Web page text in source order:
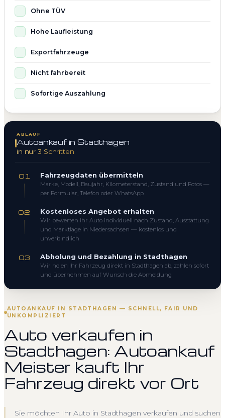
AUTOANKAUF IN STADTHAGEN — SCHNELL, FAIR UND
UNKOMPLIZIERT
Auto verkaufen in
Stadthagen: Autoankauf
Meister kauft Ihr
Fahrzeug direkt vor Ort
Sie möchten Ihr Auto in Stadthagen verkaufen und suchen
Ohne TÜV
Hohe Laufleistung
Exportfahrzeuge
Nicht fahrbereit
Sofortige Auszahlung
ABLAUF
Autoankauf in Stadthagen
in nur 3 Schritten
01 Fahrzeugdaten übermitteln
Marke, Modell, Baujahr, Kilometerstand, Zustand und Fotos —
per Formular, Telefon oder WhatsApp
02 Kostenloses Angebot erhalten
Wir bewerten Ihr Auto individuell nach Zustand, Ausstattung
und Marktlage in Niedersachsen — kostenlos und
unverbindlich
03 Abholung und Bezahlung in Stadthagen
Wir holen Ihr Fahrzeug direkt in Stadthagen ab, zahlen sofort
und übernehmen auf Wunsch die Abmeldung